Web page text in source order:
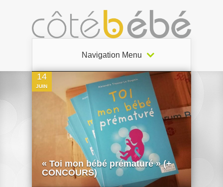
Navigation Menu
14
JUIN
« Toi mon bébé prématuré » (+
CONCOURS)
0